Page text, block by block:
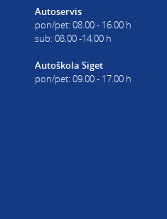
Autoservis
pon/pet: 08.00 - 16.00 h
sub: 08.00 -14.00 h
Autoškola Siget
pon/pet: 09.00 - 17.00 h